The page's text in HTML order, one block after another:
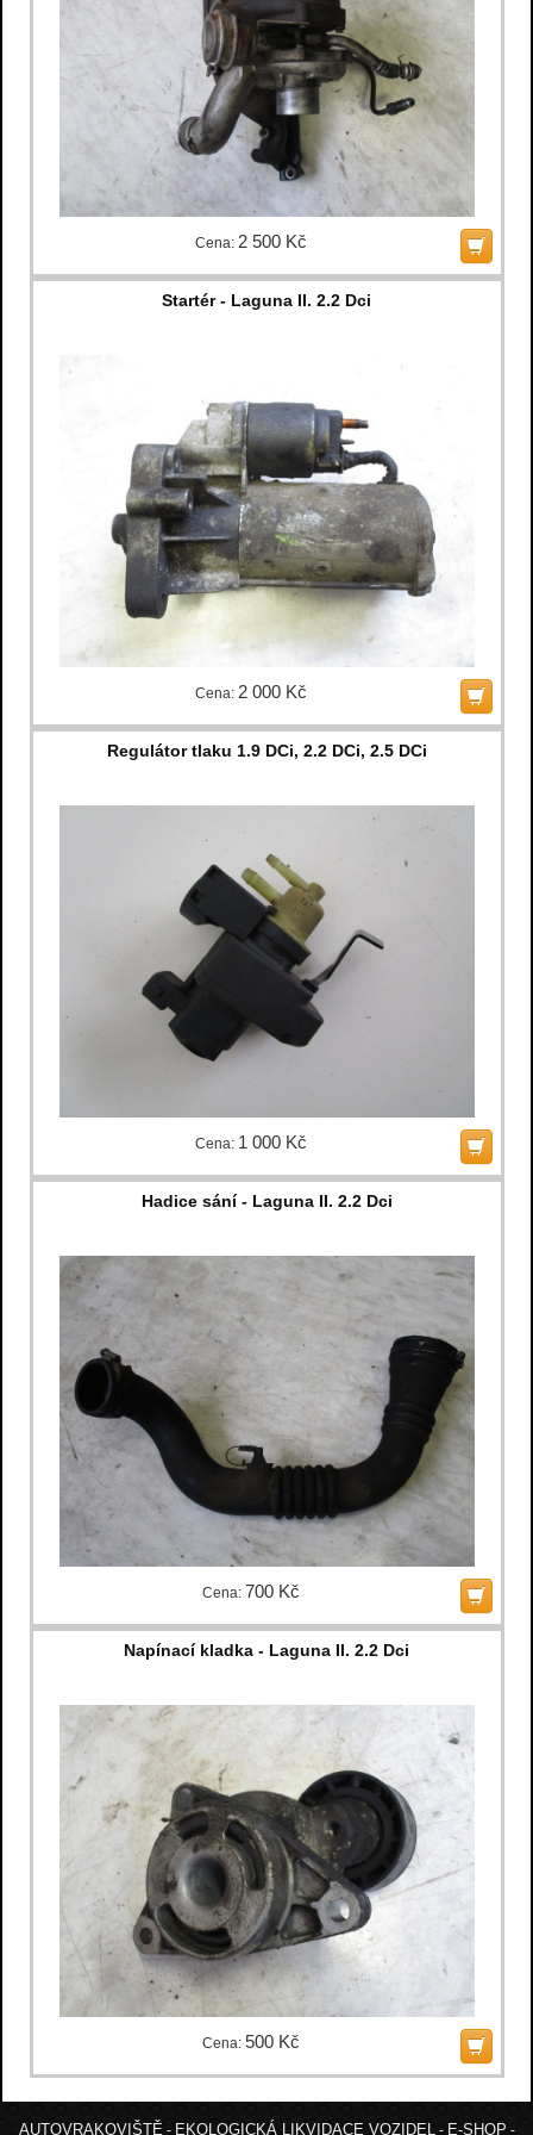
Cena: 2 500 Kč
Startér - Laguna II. 2.2 Dci
Cena: 2 000 Kč
Regulátor tlaku 1.9 DCi, 2.2 DCi, 2.5 DCi
Cena: 1 000 Kč
Hadice sání - Laguna II. 2.2 Dci
Cena: 700 Kč
Napínací kladka - Laguna II. 2.2 Dci
Cena: 500 Kč
AUTOVRAKOVIŠTĚ- EKOLOGICKÁ LIKVIDACE VOZIDEL- E-SHOP -